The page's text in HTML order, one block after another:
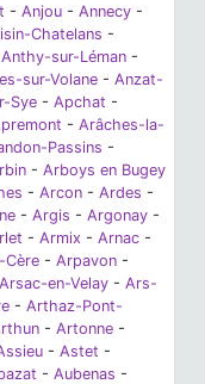
- Anjou - Annecy -
Chatelans -
Anthy-sur-Léman -
sur-Volane - Anzat-
Sye - Apchat -
- Arâches-la-
Passins -
- Arboys en Bugey
- Arcon - Ardes -
- Argis - Argonay -
- Armix - Arnac -
Cère - Arpavon -
Arsac-en-Velay - Ars-
- Arthaz-Pont-
- Artonne -
- Astet -
- Aubenas -